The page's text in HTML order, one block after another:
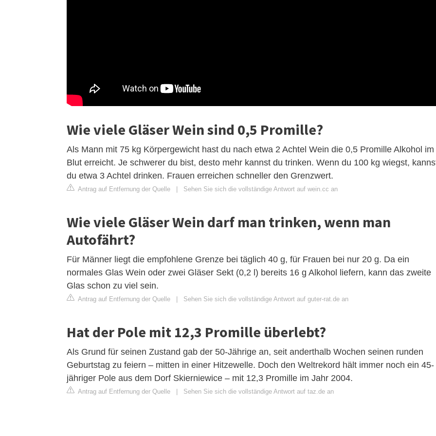
Wie viele Gläser Wein sind 0,5 Promille?
Als Mann mit 75 kg Körpergewicht hast du nach etwa 2 Achtel Wein die 0,5 Promille Alkohol im
Blut erreicht. Je schwerer du bist, desto mehr kannst du trinken. Wenn du 100 kg wiegst,
du etwa 3 Achtel drinken. Frauen erreichen schneller den Grenzwert.
Antrag auf Entfernung der Quelle | Sehen Sie sich die vollständige Antwort auf wein.cc an
Wie viele Gläser Wein darf man trinken, wenn man
Autofährt?
Für Männer liegt die empfohlene Grenze bei täglich 40 g, für Frauen bei nur 20 g. Da ein
normales Glas Wein oder zwei Gläser Sekt (0,2 l) bereits 16 g Alkohol liefern, kann das zweite
Glas schon zu viel sein.
Antrag auf Entfernung der Quelle | Sehen Sie sich die vollständige Antwort auf guter-rat.de an
Hat der Pole mit 12,3 Promille überlebt?
Als Grund für seinen Zustand gab der 50-Jährige an, seit anderthalb Wochen seinen runden
Geburtstag zu feiern – mitten in einer Hitzewelle. Doch den Weltrekord hält immer noch ein 45-
jähriger Pole aus dem Dorf Skierniewice – mit 12,3 Promille im Jahr 2004.
Antrag auf Entfernung der Quelle | Sehen Sie sich die vollständige Antwort auf taz.de an